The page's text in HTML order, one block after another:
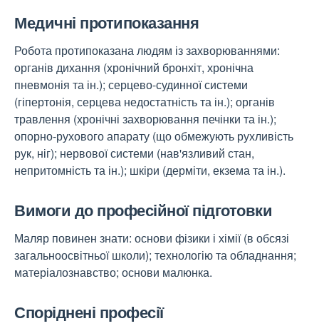
Медичні протипоказання
Робота протипоказана людям із захворюваннями:
органів дихання (хронічний бронхіт, хронічна
пневмонія та ін.); серцево-судинної системи
(гіпертонія, серцева недостатність та ін.); органів
травлення (хронічні захворювання печінки та ін.);
опорно-рухового апарату (що обмежують рухливість
рук, ніг); нервової системи (нав'язливий стан,
непритомність та ін.); шкіри (дерміти, екзема та ін.).
Вимоги до професійної підготовки
Маляр повинен знати: основи фізики і хімії (в обсязі
загальноосвітньої школи); технологію та обладнання;
матеріалознавство; основи малюнка.
Споріднені професії